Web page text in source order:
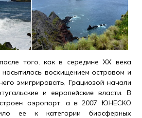
того, как в середине XX века
насытилось восхищением островом и
эмигрировать, Грациозой начали
и европейские власти. В
аэропорт, а в 2007 ЮНЕСКО
её к категории биосферных